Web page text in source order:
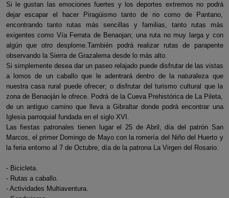
Si le gustan las emociones fuertes y los deportes extremos no podrá
dejar escapar el hacer Piragüismo tanto de rio como de Pantano,
encontrando tanto rutas más sencillas y familias, tanto rutas más
exigentes como Vía Ferrata de Benaojan; una ruta no muy larga y con
algún que otro desplome.También podrá realizar rutas de parapente
observando la Sierra de Grazalema desde lo más alto.
Si simplemente desea dar un paseo relajado puede disfrutar de las vistas
a lomos de un caballo que le adentrará dentro de la naturaleza que
nuestra casa rural puede ofrecer; o disfrutar del turismo cultural que la
zona de Benaoján le ofrece. Podrá de la Cueva Prehistórica de La Pileta,
de un antiguo camino que lleva a Gibraltar donde podrá encontrar una
Iglesia parroquial fundada en el siglo XVI.
Las fiestas patronales tienen lugar el 25 de Abril, día del patrón San
Marcos, el primer Domingo de Mayo con la romería del Niño del Huerto y
la feria entorno al 7 de Octubre, día de la patrona La Virgen del Rosario.
- Bicicleta.
- Rutas a caballo.
- Actividades Multiaventura.